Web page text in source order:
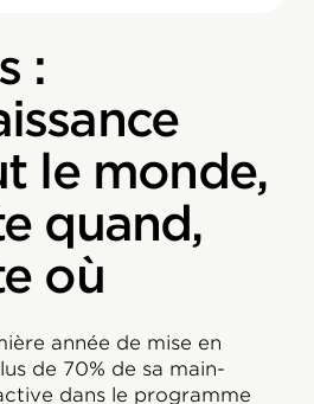
:
le monde,
quand,
où
année de mise en
de 70% de sa main-
dans le programme